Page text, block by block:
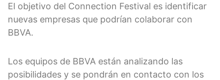
El objetivo del Connection Festival es identificar
nuevas empresas que podrían colaborar con
BBVA.
Los equipos de BBVA están analizando las
posibilidades y se pondrán en contacto con los